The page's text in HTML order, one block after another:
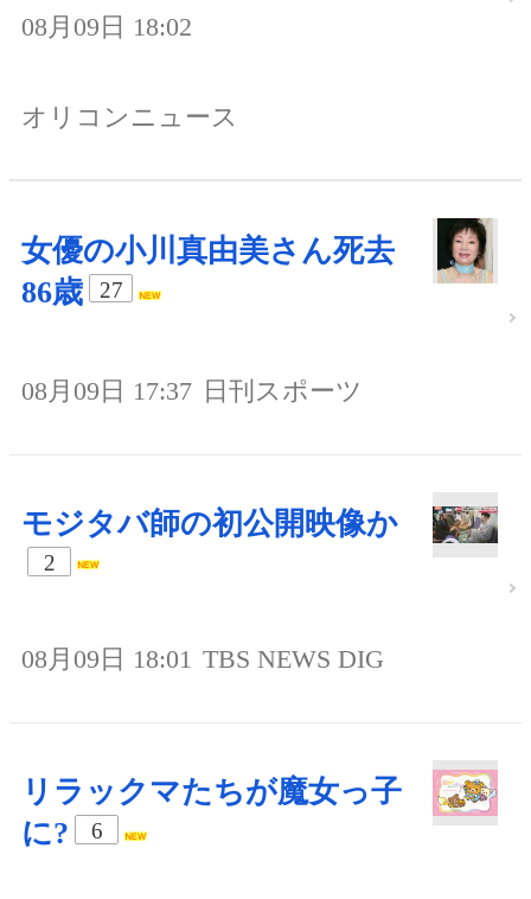
08月09日 18:02
オリコンニュース
女優の小川真由美さん死去
86歳
27
08月09日 17:37 日刊スポーツ
モジタバ師の初公開映像か
2
08月09日 18:01 TBS NEWS DIG
リラックマたちが魔女っ子
に?
6